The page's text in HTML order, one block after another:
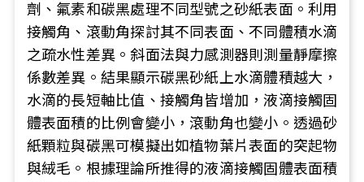
劑、氟素和碳黑處理不同型號之砂紙表面。利用
接觸角、滾動角探討其不同表面、不同體積水滴
之疏水性差異。斜面法與力感測器則測量靜摩擦
係數差異。結果顯示碳黑砂紙上水滴體積越大，
水滴的長短軸比值、接觸角皆增加，液滴接觸固
體表面積的比例會變小，滾動角也變小。透過砂
紙顆粒與碳黑可模擬出如植物葉片表面的突起物
與絨毛。根據理論所推得的液滴接觸固體表面積